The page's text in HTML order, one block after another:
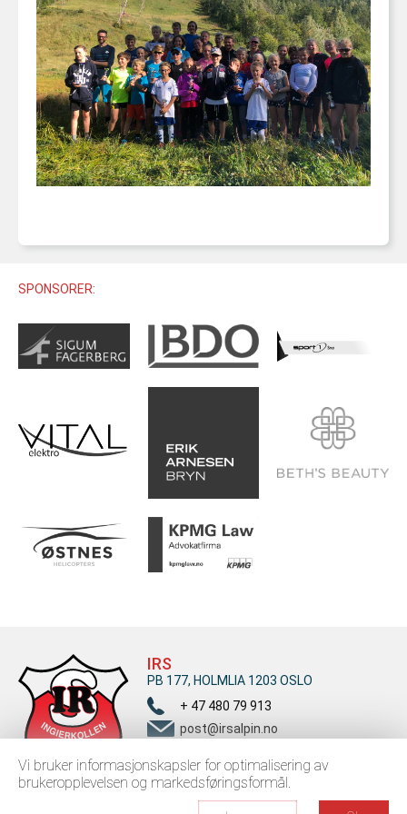
Vi bruker informasjonskapsler for optimalisering av
brukeropplevelsen og markedsføringsformål.
U12 (11-12 ÅR)
U14 (13-14 ÅR)
U16 (15-16 ÅR)
MASTERS
PRIVATTIMER
SKILISENS
REGLER
ALPINUTSTYR
TRENINGSLÆRE
TRENINGSPROGRAM
SAMLINGER
RENN
SPONSORER:
IRS
PB 177, HOLMLIA 1203 OSLO
+ 47 480 79 913
post@irsalpin.no